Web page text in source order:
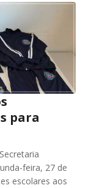
para
feira, 27 de
escolares aos